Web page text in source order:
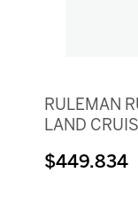
RULEMAN
LAND
$449.834